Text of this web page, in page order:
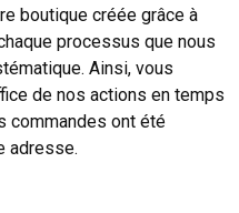
boutique créée grâce à
processus que nous
Ainsi, vous
de nos actions en temps
commandes ont été
adresse.